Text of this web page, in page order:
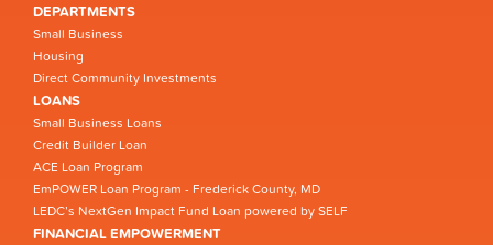
DEPARTMENTS
Small Business
Housing
Direct Community Investments
LOANS
Small Business Loans
Credit Builder Loan
ACE Loan Program
EmPOWER Loan Program - Frederick County, MD
LEDC’s NextGen Impact Fund Loan powered by SELF
FINANCIAL EMPOWERMENT